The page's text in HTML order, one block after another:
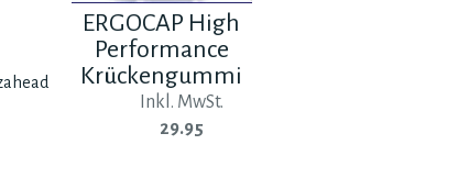
ERGOCAP High
Performance
Krückengummi
Inkl. MwSt.
29.95